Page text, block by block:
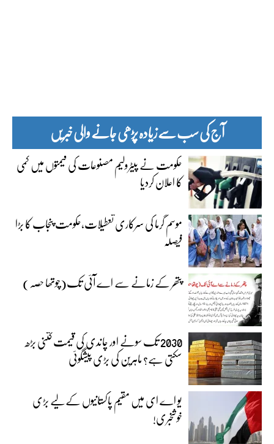
آج کی سب سے زیادہ پڑھی جانے والی خبریں
حکومت نے پیٹرولیم مصنوعات کی قیمتوں میں کمی
کا اعلان کردیا
موسم گرما کی سرکاری تعطیلات،حکومت پنجاب کا بڑا
فیصلہ
پتھر کے زمانے سے اے آئی تک(چوتھا حصہ)
2030 تک سونے اور چاندی کی قیمت کتنی بڑھ
سکتی ہے؟ ماہرین کی بڑی پیشگوئی
یو اے ای میں مقیم پاکستانیوں کے لیے بڑی
خوشخبری!